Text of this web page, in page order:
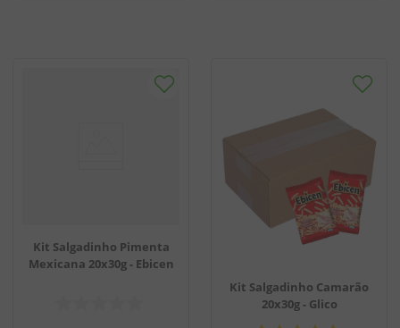
Kit Salgadinho Pimenta
Mexicana 20x30g - Ebicen
Kit Salgadinho Camarão
20x30g - Glico